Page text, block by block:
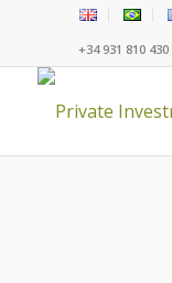
+34 931 810